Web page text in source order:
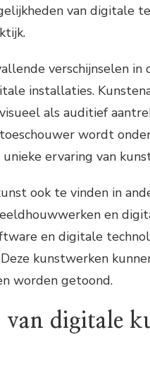
van digitale
verschijnselen
installaties.
als auditief
wordt
ervaring van
ook te vinden in
en
en digitale
kunstwerken
worden getoond.
van digitale